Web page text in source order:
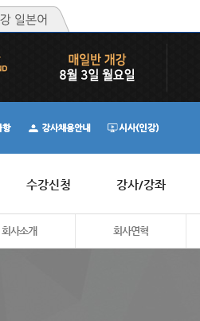
수강신청 강사/강좌
회사소개 회사연혁